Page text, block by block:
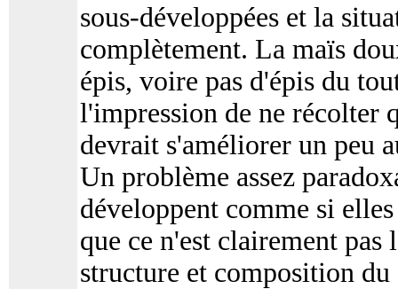
sous-développées et la
complètement. La maïs
épis, voire pas d'épis du
l'impression de ne récolter
devrait s'améliorer un peu
Un problème assez
développent comme si
que ce n'est clairement
structure et composition